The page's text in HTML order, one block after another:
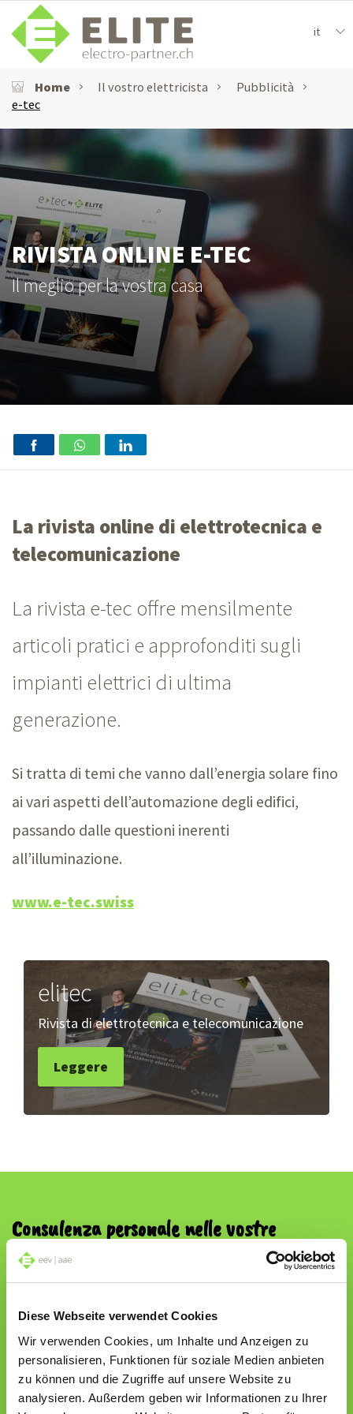
Diese Webseite verwendet Cookies
Wir verwenden Cookies, um Inhalte und Anzeigen zu
personalisieren, Funktionen für soziale Medien anbieten
zu können und die Zugriffe auf unsere Website zu
analysieren. Außerdem geben wir Informationen zu Ihrer
it
Home Il vostro elettricista
Pubblicità
e-tec
RIVISTA ONLINE E-TEC
Il meglio per la vostra casa
La rivista online di elettrotecnica e
telecomunicazione
La rivista e-tec offre mensilmente
articoli pratici e approfonditi sugli
impianti elettrici di ultima
generazione.
Si tratta di temi che vanno dall’energia solare fino
ai vari aspetti dell’automazione degli edifici,
passando dalle questioni inerenti
all’illuminazione.
www.e-tec.swiss
elitec
Rivista di elettrotecnica e telecomunicazione
Leggere
Consulenza personale nelle vostre
vicinanze.
Utilizzare la mia posizione